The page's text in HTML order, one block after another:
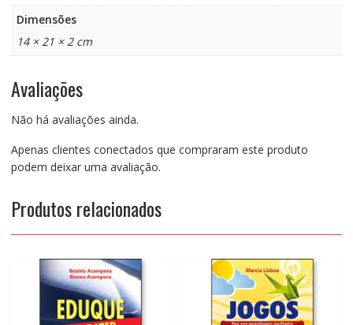
Dimensões
14 × 21 × 2 cm
Avaliações
Não há avaliações ainda.
Apenas clientes conectados que compraram este produto
podem deixar uma avaliação.
Produtos relacionados